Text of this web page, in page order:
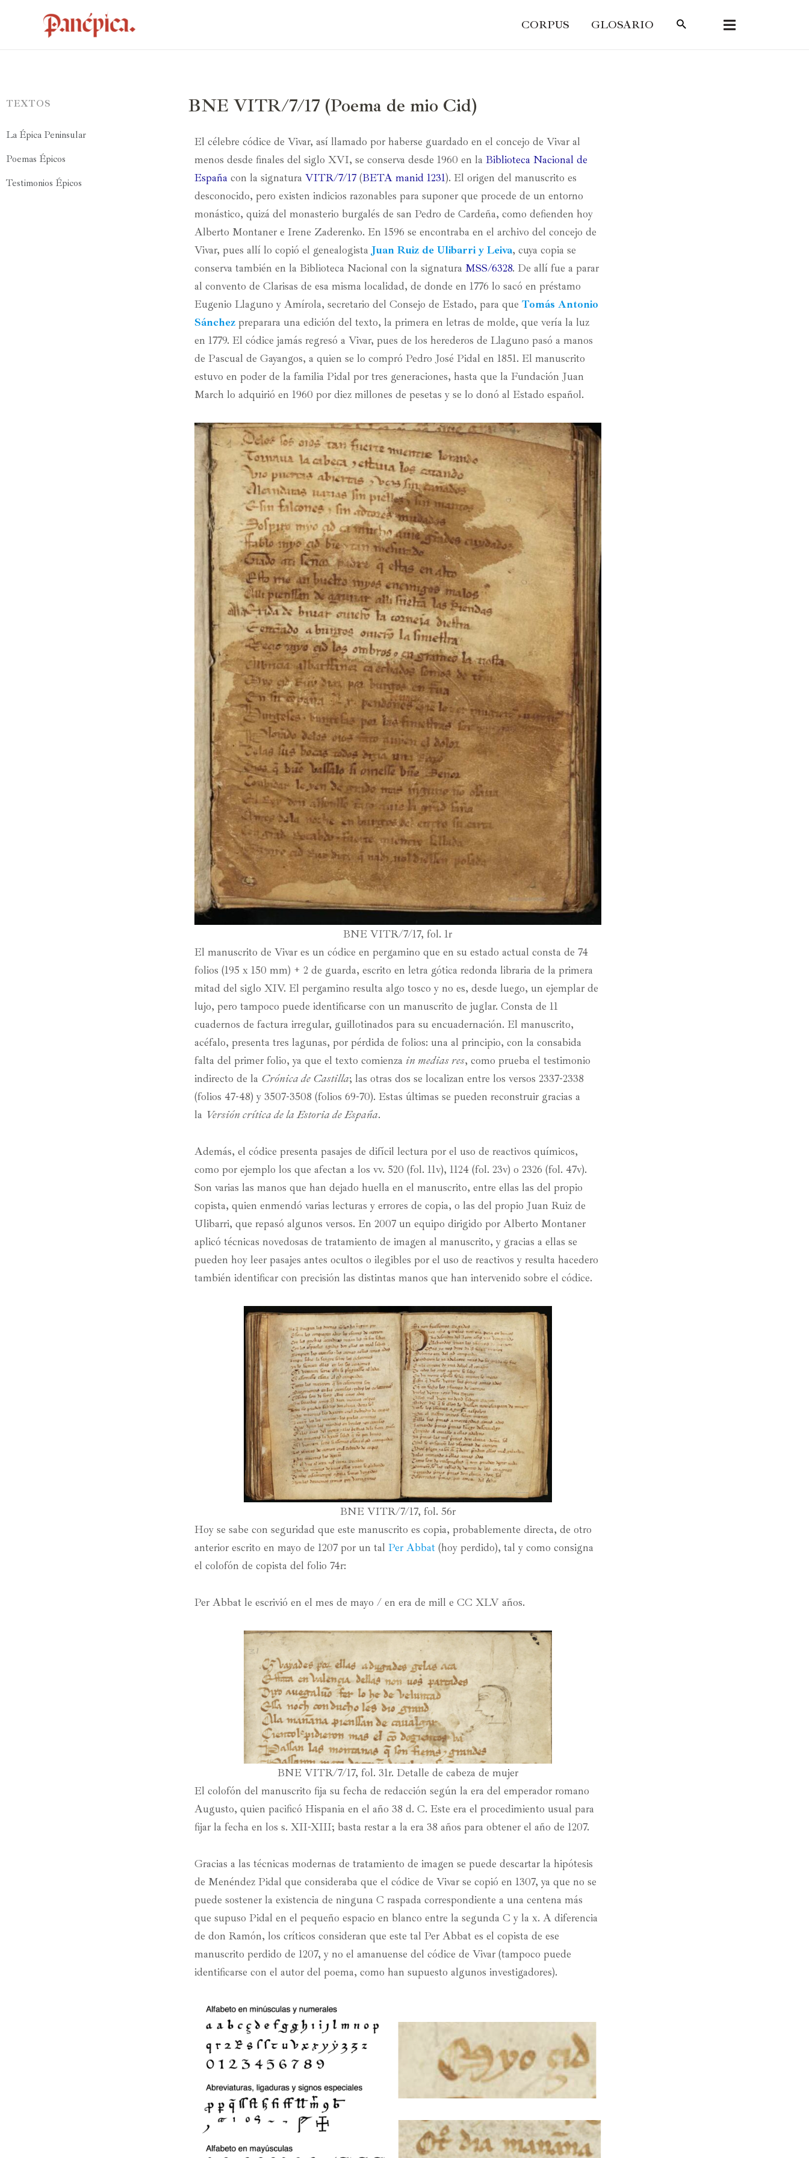
CORPUS GLOSARIO
TEXTOS
La Épica Peninsular
Poemas Épicos
Testimonios Épicos
BNE VITR/7/17 (Poema de mio Cid)
El célebre códice de Vivar, así llamado por haberse guardado en el concejo de Vivar al
menos desde finales del siglo XVI, se conserva desde 1960 en la Biblioteca Nacional de
Españacon la signatura VITR/7/17(BETA manid 1231). El origen del manuscrito es
desconocido, pero existen indicios razonables para suponer que procede de un entorno
monástico, quizá del monasterio burgalés de san Pedro de Cardeña, como defienden hoy
Alberto Montaner e Irene Zaderenko. En 1596 se encontraba en el archivo del concejo de
Vivar, pues allí lo copió el genealogista Juan Ruiz de Ulibarri y Leiva, cuya copia se
conserva también en la Biblioteca Nacional con la signatura MSS/6328. De allí fue a parar
al convento de Clarisas de esa misma localidad, de donde en 1776 lo sacó en préstamo
Eugenio Llaguno y Amírola, secretario del Consejo de Estado, para que Tomás Antonio
Sánchezpreparara una edición del texto, la primera en letras de molde, que vería la luz
en 1779. El códice jamás regresó a Vivar, pues de los herederos de Llaguno pasó a manos
de Pascual de Gayangos, a quien se lo compró Pedro José Pidal en 1851. El manuscrito
estuvo en poder de la familia Pidal por tres generaciones, hasta que la Fundación Juan
March lo adquirió en 1960 por diez millones de pesetas y se lo donó al Estado español.
BNE VITR/7/17, fol. 1r
El manuscrito de Vivar es un códice en pergamino que en su estado actual consta de 74
folios (195 x 150 mm) + 2 de guarda, escrito en letra gótica redonda libraria de la primera
mitad del siglo XIV. El pergamino resulta algo tosco y no es, desde luego, un ejemplar de
lujo, pero tampoco puede identificarse con un manuscrito de juglar. Consta de 11
cuadernos de factura irregular, guillotinados para su encuadernación. El manuscrito,
acéfalo, presenta tres lagunas, por pérdida de folios: una al principio, con la consabida
falta del primer folio, ya que el texto comienza in medias res, como prueba el testimonio
indirecto de la Crónica de Castilla; las otras dos se localizan entre los versos 2337-2338
(folios 47-48) y 3507-3508 (folios 69-70). Estas últimas se pueden reconstruir gracias a
la Versión crítica de la Estoria de España.
Además, el códice presenta pasajes de difícil lectura por el uso de reactivos químicos,
como por ejemplo los que afectan a los vv. 520 (fol. 11v), 1124 (fol. 23v) o 2326 (fol. 47v).
Son varias las manos que han dejado huella en el manuscrito, entre ellas las del propio
copista, quien enmendó varias lecturas y errores de copia, o las del propio Juan Ruiz de
Ulibarri, que repasó algunos versos. En 2007 un equipo dirigido por Alberto Montaner
aplicó técnicas novedosas de tratamiento de imagen al manuscrito, y gracias a ellas se
pueden hoy leer pasajes antes ocultos o ilegibles por el uso de reactivos y resulta hacedero
también identificar con precisión las distintas manos que han intervenido sobre el códice.
BNE VITR/7/17, fol. 56r
Hoy se sabe con seguridad que este manuscrito es copia, probablemente directa, de otro
anterior escrito en mayo de 1207 por un tal Per Abbat(hoy perdido), tal y como consigna
el colofón de copista del folio 74r:
Per Abbat le escrivió en el mes de mayo / en era de mill e CC XLV años.
BNE VITR/7/17, fol. 31r. Detalle de cabeza de mujer
El colofón del manuscrito fija su fecha de redacción según la era del emperador romano
Augusto, quien pacificó Hispania en el año 38 d. C. Este era el procedimiento usual para
fijar la fecha en los s. XII-XIII; basta restar a la era 38 años para obtener el año de 1207.
Gracias a las técnicas modernas de tratamiento de imagen se puede descartar la hipótesis
de Menéndez Pidal que consideraba que el códice de Vivar se copió en 1307, ya que no se
puede sostener la existencia de ninguna C raspada correspondiente a una centena más
que supuso Pidal en el pequeño espacio en blanco entre la segunda C y la x. A diferencia
de don Ramón, los críticos consideran que este tal Per Abbat es el copista de ese
manuscrito perdido de 1207, y no el amanuense del códice de Vivar (tampoco puede
identificarse con el autor del poema, como han supuesto algunos investigadores).